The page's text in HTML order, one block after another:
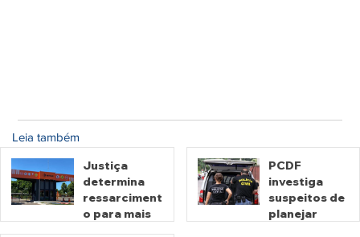
Leia também
Justiça
determina
ressarciment
o para mais
PCDF
investiga
suspeitos de
planejar